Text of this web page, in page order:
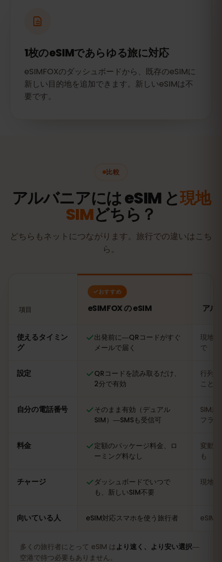
1枚のeSIMであらゆる旅に対応
eSIMFOXのダッシュボードから、既存のeSIMに
新しい目的地を追加できます。新しいeSIMは不
要です。
比較
アルバニアには eSIM と現地
SIMどちら？
どちらもネットにつながります。旅行での違いはこち
ら。
項目
おすすめ
eSIMFOX の eSIM アル
使えるタイミン
グ
出発前に―QRコードがすぐ
メールで届く
現地
で
設定
QRコードを読み取るだけ、
2分で有効
行列
ことも
自分の電話番号
そのまま有効（デュアル
SIM）―SMSも受信可
SIM
フラ
料金
定額のパッケージ料金、ロ
ーミング料なし
変動
も
チャージ
ダッシュボードでいつで
も、新しいSIM不要
現地
向いている人 eSIM対応スマホを使う旅行者 eSIM
多くの旅行者にとって eSIM は より速く、より安い選択―
空港で待つ必要もありません。